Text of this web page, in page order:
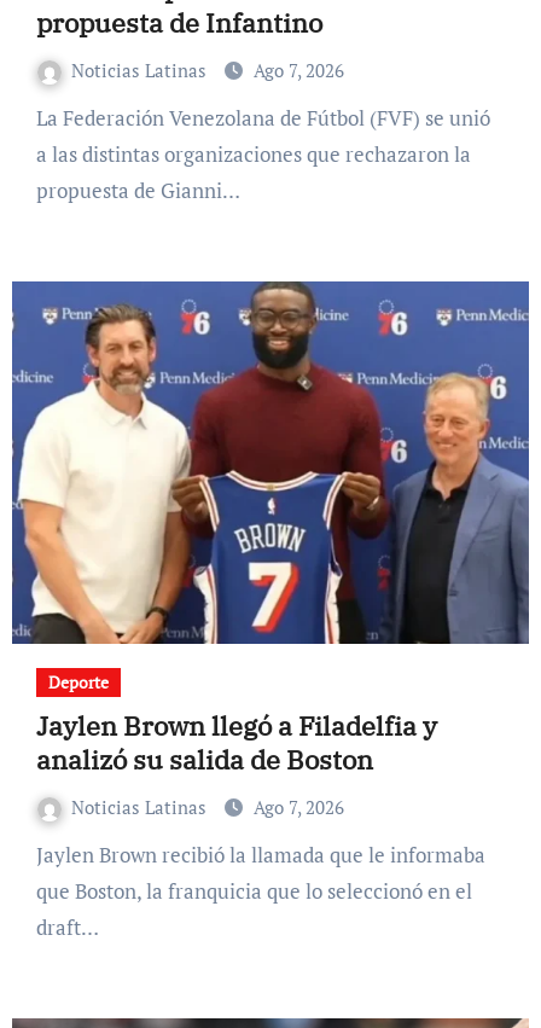
propuesta de Infantino
Noticias Latinas Ago 7, 2026
La Federación Venezolana de Fútbol (FVF) se unió
a las distintas organizaciones que rechazaron la
propuesta de Gianni…
Deporte
Jaylen Brown llegó a Filadelfia y
analizó su salida de Boston
Noticias Latinas Ago 7, 2026
Jaylen Brown recibió la llamada que le informaba
que Boston, la franquicia que lo seleccionó en el
draft…